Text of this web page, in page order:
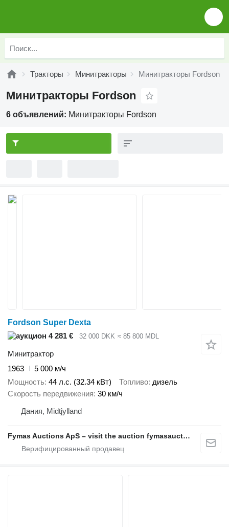
Тракторы Минитракторы Минитракторы Fordson
Минитракторы Fordson
6 объявлений: Минитракторы Fordson
Fordson Super Dexta
4 281 €
32 000 DKK ≈ 85 800 MDL
Минитрактор
1963
5 000 м/ч
Мощность 44 л.с. (32.34 кВт) Топливо дизель
Скорость передвижения 30 км/ч
Дания, Midtjylland
Fymas Auctions ApS – visit the auction fymasauctions.dk